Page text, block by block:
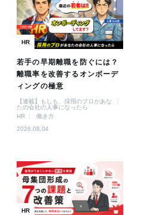
HR
若手の早期離職を防ぐには？
離職率を改善するオンボーデ
ィングの極意
【連載】もしも、採用のプロがあな
たの会社の人事になったら
HR
働き方
2026.08.04
HR